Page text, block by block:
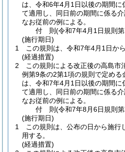
は、令和6年4月1日以後の期間
て適用し、同日前の期間に係る介
なお従前の例による。
付 則(令和7年4月1日規則
(施行期日)
1
この規則は、令和7年4月1日か
(経過措置)
2
この規則による改正後の高島市
例第9条の2第1項の規則で定める
は、令和7年4月1日以後の期間
て適用し、同日前の期間に係る介
なお従前の例による。
付 則(令和7年8月6日規則
(施行期日)
1
この規則は、公布の日から施行
用する。
(経過措置)